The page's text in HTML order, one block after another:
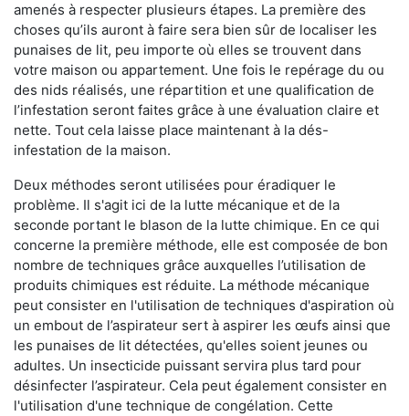
amenés à respecter plusieurs étapes. La première des
choses qu’ils auront à faire sera bien sûr de localiser les
punaises de lit, peu importe où elles se trouvent dans
votre maison ou appartement. Une fois le repérage du ou
des nids réalisés, une répartition et une qualification de
l’infestation seront faites grâce à une évaluation claire et
nette. Tout cela laisse place maintenant à la dés-
infestation de la maison.
Deux méthodes seront utilisées pour éradiquer le
problème. Il s'agit ici de la lutte mécanique et de la
seconde portant le blason de la lutte chimique. En ce qui
concerne la première méthode, elle est composée de bon
nombre de techniques grâce auxquelles l’utilisation de
produits chimiques est réduite. La méthode mécanique
peut consister en l'utilisation de techniques d'aspiration où
un embout de l’aspirateur sert à aspirer les œufs ainsi que
les punaises de lit détectées, qu'elles soient jeunes ou
adultes. Un insecticide puissant servira plus tard pour
désinfecter l’aspirateur. Cela peut également consister en
l'utilisation d'une technique de congélation. Cette